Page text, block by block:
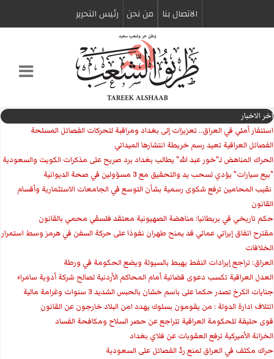
الاتصال بنا من نحن رئیس التحریر
اخر الاخبار
استنفار أمني في العراق.. تعزيزات إلى بغداد ومراقبة لتحركات الفصائل المسلحة
الفصائل العراقية تعيد رسم خريطة انتشارها الميداني
الحراك المناهض لـ"خور عبد الله" يطالب بغداد برد صريح على مذكرات الكويت والسعودية
"بيع سيارات" يؤدي لسحب يد والتحقيق مع 3 مسؤولين في صحة الديوانية
‏ نقيب المحامين ترفع شكوى رسمية بشأن التوسع في الجامعات الاستثمارية وأقسام
القانون
حكم تاريخي في بريطانيا: مناهضة الصهيونية معتقد فلسفي محمي بالقانون
مقترح اتفاق إيراني عماني قد يمنح طهران نفوذا على حركة السفن في هرمز وسط استمرار
الخلافات
العراق: تراجع إيرادات النفط يهبط بالسيولة ويضع الحكومة في ورطة
العدل العراقية تكسب دعوى قضائية أمام المحاكم الأردنية لصالح شركة أدوية سامراء
جنايات الكرخ تصدر حكما على باسم خشان بالحبس الشديد 3 سنوات وغرامة مالية
ائتلاف ادارة الدولة : من يقومون بسلوك يهدد امن البلاد خارجون عن القانون
قوى حليفة للحكومة العراقية تتراجع عن حصر السلاح ومكافحة الفساد
الخزانة الأميركية ترفع العقوبات عن فلاي بغداد
حراك مكثف في العراق لمنع ردّ الفصائل على السعودية